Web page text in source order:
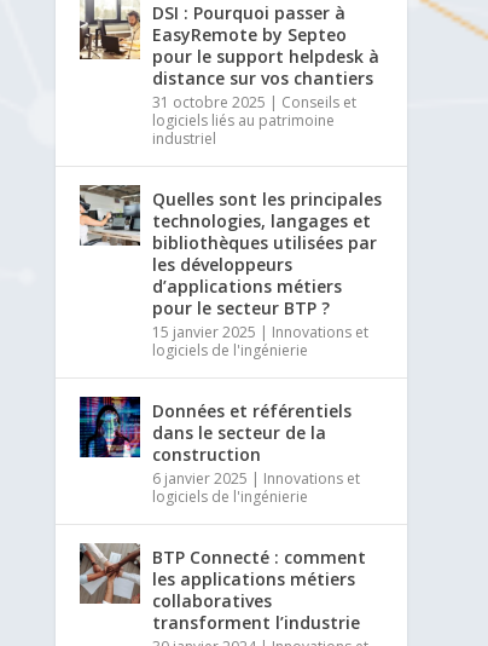
DSI : Pourquoi passer à
EasyRemote by Septeo
pour le support helpdesk à
distance sur vos chantiers
31 octobre 2025 | Conseils et
logiciels liés au patrimoine
industriel
Quelles sont les principales
technologies, langages et
bibliothèques utilisées par
les développeurs
d’applications métiers
pour le secteur BTP ?
15 janvier 2025 | Innovations et
logiciels de l'ingénierie
Données et référentiels
dans le secteur de la
construction
6 janvier 2025 | Innovations et
logiciels de l'ingénierie
BTP Connecté : comment
les applications métiers
collaboratives
transforment l’industrie